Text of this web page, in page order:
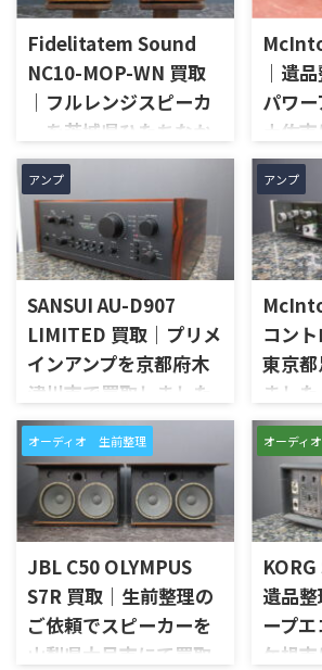
Fidelitatem Sound
NC10-MOP-WN 買取
｜フルレンジスピーカ
ーを茨城県ひたちなか
市で買取しました
茨城県ひたちなか市で、
Fidelitatem Soundのフルレン
ジスピーカー「NC10-MOP-
WN」を出張買取させていただ
きました。今回のお品物は、
Markaudioのフルレンジユニッ
トを使用したNC10系のスピー
カーシステムで、左右ペアの音
出し状態、ユニットの状態、
無垢材エンクロージャー、スピ
ーカー端子、外観コンディショ
ン、元箱や取扱資料など付属品
の有無を確認しながら査定い
たしました。 NC10-MOP-WN
は、公式情報ではNC10_MOP
系やNC10_MAOP系としても表
記が見られるモデルです。検 ...
｜遺
パワ
土佐
た
高知県土
い
アンプ「
せてい
お品物
切に使わ
器なので
に見て
だいた
MC252
を備え
ンプで、
ワーメ
パネル
Guard
備えた
左右チャ
アンプ
SANSUI AU-D907
LIMITED 買取｜プリメ
インアンプを京都府木
津川市で買取しました
京都府木津川市で、SANSUIの
プリメインアンプ「AU-D907
LIMITED」を出張買取させてい
ただきました。今回のお品物
は、AU-D907をベースに各部の
高品位化が図られたLimitedモ
デルで、左右チャンネルの音出
し状態、入力切替、ボリュー
ム、トーンコントロール、フォ
ノ入力、スピーカー出力、Pre
Out、Main Amp入力、外観コ
アンプ
コン
東京
ました
東京都
コントロ
を出張
した。
デザイ
を備えた
式のコン
右チャン
切替、ボ
トロー
オーディオ 生前整理
JBL C50 OLYMPUS
S7R 買取｜生前整理の
ご依頼でスピーカーを
山梨県大月市にて買取
オーディ
KORG
遺品
ープ
ケ根